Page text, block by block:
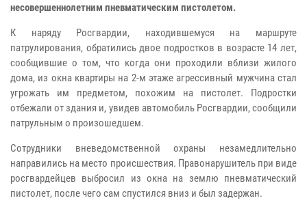
несовершеннолетним пневматическим пистолетом.
К наряду Росгвардии, находившемуся на маршруте
патрулирования, обратились двое подростков в возрасте 14 лет,
сообщившие о том, что когда они проходили вблизи жилого
дома, из окна квартиры на 2-м этаже агрессивный мужчина стал
угрожать им предметом, похожим на пистолет. Подростки
отбежали от здания и, увидев автомобиль Росгвардии, сообщили
патрульным о произошедшем.
Сотрудники вневедомственной охраны незамедлительно
направились на место происшествия. Правонарушитель при виде
росгвардейцев выбросил из окна на землю пневматический
пистолет, после чего сам спустился вниз и был задержан.